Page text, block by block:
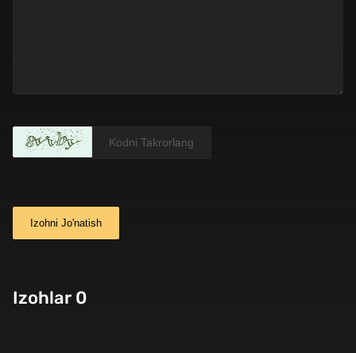
Izohni Jo'natish
Izohlar 0